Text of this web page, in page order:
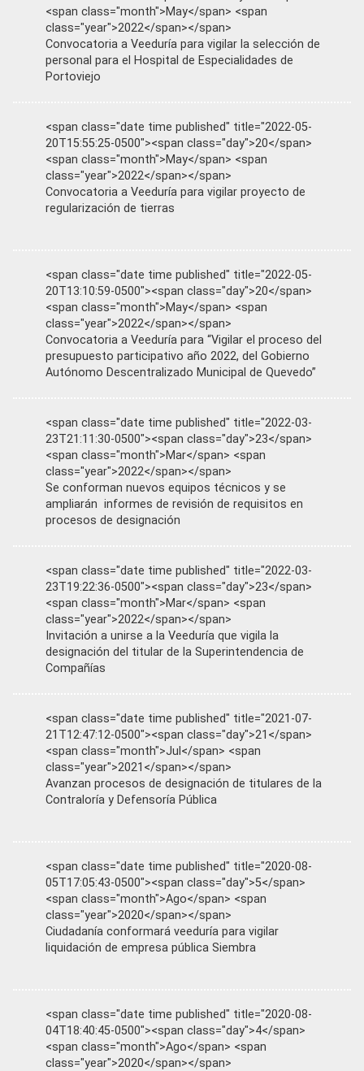
<span class="month">May</span> <span
class="year">2022</span></span>
Convocatoria a Veeduría para vigilar la selección de
personal para el Hospital de Especialidades de
Portoviejo
<span class="date time published" title="2022-05-
20T15:55:25-0500"><span class="day">20</span>
<span class="month">May</span> <span
class="year">2022</span></span>
Convocatoria a Veeduría para vigilar proyecto de
regularización de tierras
<span class="date time published" title="2022-05-
20T13:10:59-0500"><span class="day">20</span>
<span class="month">May</span> <span
class="year">2022</span></span>
Convocatoria a Veeduría para “Vigilar el proceso del
presupuesto participativo año 2022, del Gobierno
Autónomo Descentralizado Municipal de Quevedo”
<span class="date time published" title="2022-03-
23T21:11:30-0500"><span class="day">23</span>
<span class="month">Mar</span> <span
class="year">2022</span></span>
Se conforman nuevos equipos técnicos y se
ampliarán informes de revisión de requisitos en
procesos de designación
<span class="date time published" title="2022-03-
23T19:22:36-0500"><span class="day">23</span>
<span class="month">Mar</span> <span
class="year">2022</span></span>
Invitación a unirse a la Veeduría que vigila la
designación del titular de la Superintendencia de
Compañías
<span class="date time published" title="2021-07-
21T12:47:12-0500"><span class="day">21</span>
<span class="month">Jul</span> <span
class="year">2021</span></span>
Avanzan procesos de designación de titulares de la
Contraloría y Defensoría Pública
<span class="date time published" title="2020-08-
05T17:05:43-0500"><span class="day">5</span>
<span class="month">Ago</span> <span
class="year">2020</span></span>
Ciudadanía conformará veeduría para vigilar
liquidación de empresa pública Siembra
<span class="date time published" title="2020-08-
04T18:40:45-0500"><span class="day">4</span>
<span class="month">Ago</span> <span
class="year">2020</span></span>